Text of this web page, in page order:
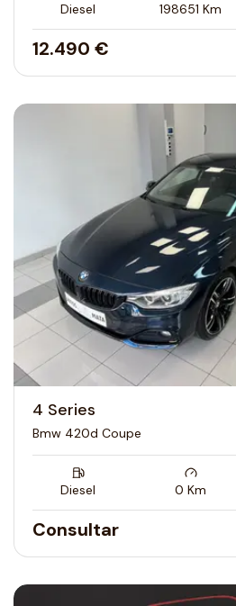
Diesel 198651 Km
12.490 €
4 Series
Bmw 420d Coupe
Diesel 0 Km
Consultar